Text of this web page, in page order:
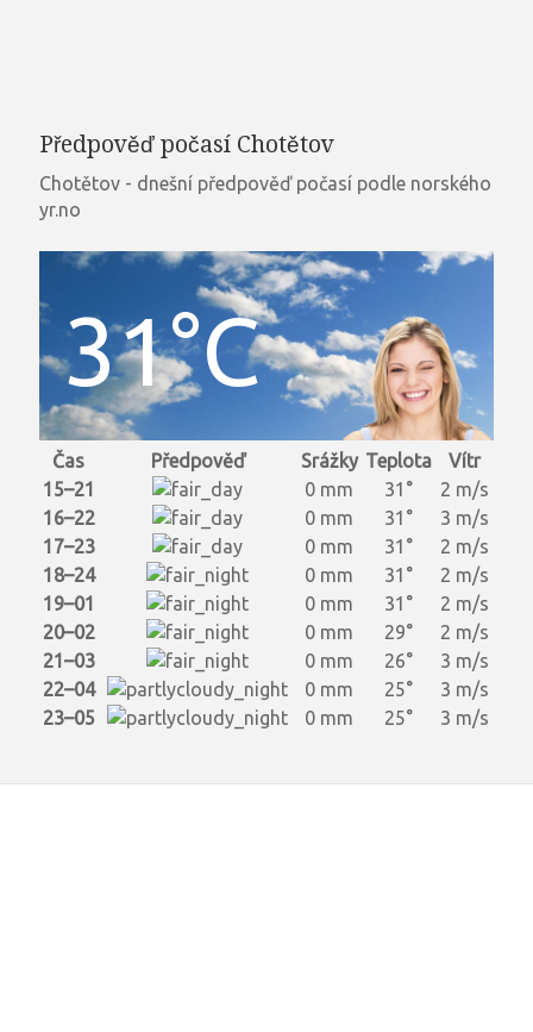
Předpověď počasí Chotětov
Chotětov - dnešní předpověď počasí podle norského
yr.no
31°C
Čas Předpověď Srážky Teplota
Vítr
15–21
0 mm 31°
2 m/s
16–22
0 mm 31°
3 m/s
17–23
0 mm 31°
2 m/s
18–24
0 mm 31°
2 m/s
19–01
0 mm 31°
2 m/s
20–02
0 mm 29°
2 m/s
21–03
0 mm 26°
3 m/s
22–04
0 mm 25°
3 m/s
23–05
0 mm 25° 3 m/s